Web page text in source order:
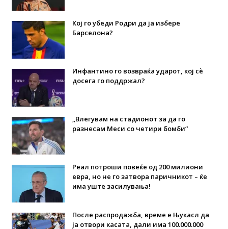
Кој го убеди Родри да ја избере
Барселона?
Инфантино го возвраќа ударот, кој сè
досега го поддржал?
„Влегувам на стадионот за да го
разнесам Меси со четири бомби“
Реал потроши повеќе од 200 милиони
евра, но не го затвора паричникот – ќе
има уште засилувања!
После распродажба, време е Њукасл да
ја отвори касата, дали има 100.000.000